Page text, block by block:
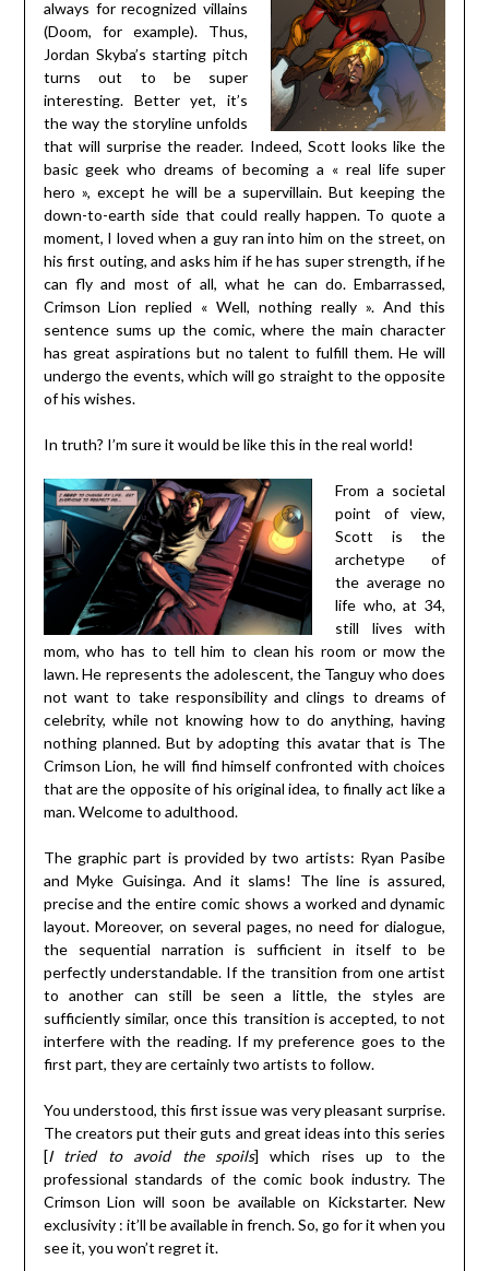
always for recognized villains
(Doom, for example). Thus,
Jordan Skyba’s starting pitch
turns out to be super
interesting. Better yet, it’s
the way the storyline unfolds
that will surprise the reader. Indeed, Scott looks like the
basic geek who dreams of becoming a « real life super
hero », except he will be a supervillain. But keeping the
down-to-earth side that could really happen. To quote a
moment, I loved when a guy ran into him on the street, on
his first outing, and asks him if he has super strength, if he
can fly and most of all, what he can do. Embarrassed,
Crimson Lion replied « Well, nothing really ». And this
sentence sums up the comic, where the main character
has great aspirations but no talent to fulfill them. He will
undergo the events, which will go straight to the opposite
of his wishes.
In truth? I’m sure it would be like this in the real world!
From a societal
point of view,
Scott is the
archetype of
the average no
life who, at 34,
still lives with
mom, who has to tell him to clean his room or mow the
lawn. He represents the adolescent, the Tanguy who does
not want to take responsibility and clings to dreams of
celebrity, while not knowing how to do anything, having
nothing planned. But by adopting this avatar that is The
Crimson Lion, he will find himself confronted with choices
that are the opposite of his original idea, to finally act like a
man. Welcome to adulthood.
The graphic part is provided by two artists: Ryan Pasibe
and Myke Guisinga. And it slams! The line is assured,
precise and the entire comic shows a worked and dynamic
layout. Moreover, on several pages, no need for dialogue,
the sequential narration is sufficient in itself to be
perfectly understandable. If the transition from one artist
to another can still be seen a little, the styles are
sufficiently similar, once this transition is accepted, to not
interfere with the reading. If my preference goes to the
first part, they are certainly two artists to follow.
You understood, this first issue was very pleasant surprise.
The creators put their guts and great ideas into this series
[I tried to avoid the spoils] which rises up to the
professional standards of the comic book industry. The
Crimson Lion will soon be available on Kickstarter. New
exclusivity : it’ll be available in french. So, go for it when you
see it, you won’t regret it.